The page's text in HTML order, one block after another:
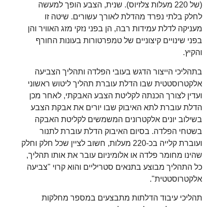
(של 220 מעלות צלזיוס). שנית, הצבע הופך למעשה
לחלק בלתי נפרד מהדלת לאורך עשורים. שיטה זו
מעניקה לדלת עמידות רבה, הן בפני נזקי מזג האוויר והן
בפני שינויים קיצוניים של טמפרטורות בעונות החורף
בתהליכי הייצור הדגש בעובי הפלדה ותהליך הצביעה
אלקטרוסטטית שבו הדלת עוברת תהליך ליטוש ראשוני
ועדין לצורך הכנתה לקליטת הצבע האבקתי, לאחר מכן
הדלת עוברת לתא האיבוק שבו יורים את אבקת הצבע
בשילוב יונים אלקטרונים המשמשים לקליטת האבקה
בשטחי הפלדה. בסיום האיבוק הדלת עוברת לתנור
ועוברת קלייה בכ-220 מעלות, חשוב לציין שכל חלק וחלק
שהינו מחומר פלדה או אלומיניום עובר את אותו תהליך,
כל התהליך מבוצע בתנאים סטריליים והוא קרוי "צביעה
אלקטרוסטטית".
תהליכי עיבוד הדלתות מתבצעים במספר מחלקות